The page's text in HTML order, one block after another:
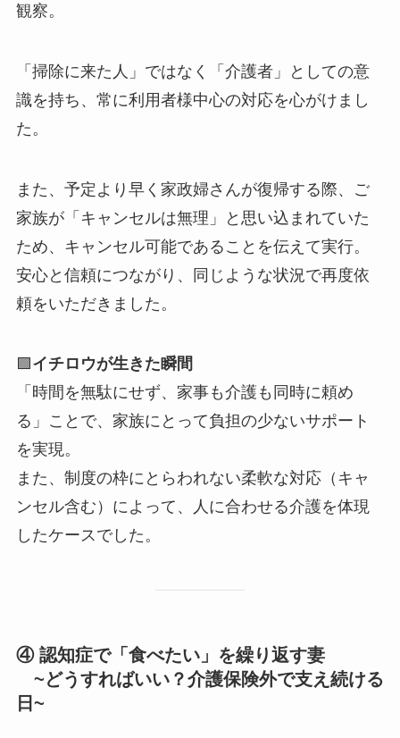
観察。
「掃除に来た人」ではなく「介護者」としての意
識を持ち、常に利用者様中心の対応を心がけまし
た。
また、予定より早く家政婦さんが復帰する際、ご
家族が「キャンセルは無理」と思い込まれていた
ため、キャンセル可能であることを伝えて実行。
安心と信頼につながり、同じような状況で再度依
頼をいただきました。
🟪 イチロウが生きた瞬間
「時間を無駄にせず、家事も介護も同時に頼め
る」ことで、家族にとって負担の少ないサポート
を実現。
また、制度の枠にとらわれない柔軟な対応（キャ
ンセル含む）によって、人に合わせる介護を体現
したケースでした。
④ 認知症で「食べたい」を繰り返す妻
~どうすればいい？介護保険外で支え続ける
日~